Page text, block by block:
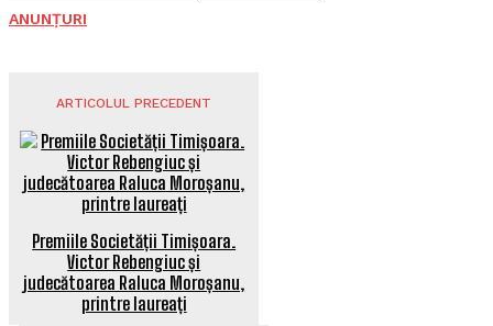
ANUNȚURI
ARTICOLUL PRECEDENT
Premiile Societății Timișoara.
Victor Rebengiuc și
judecătoarea Raluca Moroșanu,
printre laureați